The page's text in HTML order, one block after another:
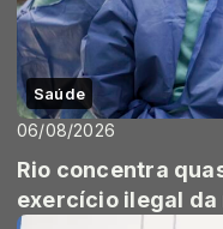
Saúde
06/08/2026
Rio concentra
exercício ilegal da